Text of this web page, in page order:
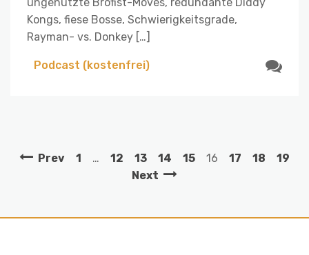
Kongs, fiese Bosse, Schwierigkeitsgrade,
Rayman- vs. Donkey […]
Podcast (kostenfrei)
Prev 1 … 12 13 14 15 16 17 18
19
Next